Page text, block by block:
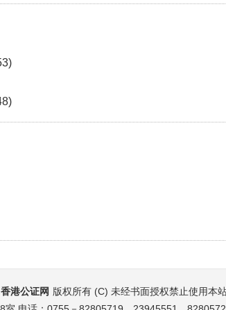
香港公证网 版权所有 (C) 未经书面授权禁止使用本